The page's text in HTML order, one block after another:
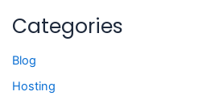
Categories
Blog
Hosting